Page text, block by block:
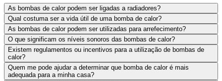
As bombas de calor podem ser ligadas a radiadores?
Qual costuma ser a vida útil de uma bomba de calor?
As bombas de calor podem ser utilizadas para arrefecimento?
O que significam os níveis sonoros das bombas de calor?
Existem regulamentos ou incentivos para a utilização de bombas de
calor?
Quem me pode ajudar a determinar que bomba de calor é mais
adequada para a minha casa?